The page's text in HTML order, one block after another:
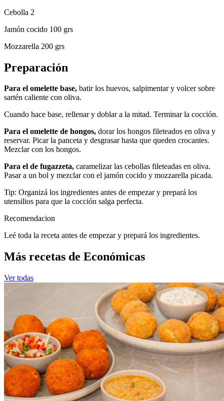
Cebolla 2
Jamón cocido 100 grs
Mozzarella 200 grs
Preparación
Para el omelette base, batir los huevos, salpimentar y volcer sobre
sartén caliente con oliva.
Cuando hace base, rellenar y doblar a la mitad. Terminar la cocción.
Para el omelette de hongos, dorar los hongos fileteados en oliva y
reservar. Picar la panceta y desgrasar hasta que queden crocantes.
Mezclar con los hongos.
Para el de fugazzeta, caramelizar las cebollas fileteadas en oliva.
Pasar a un bol y mezclar con el jamón cocido y mozzarella picada.
Tip: Organizá los ingredientes antes de empezar y prepará los
utensilios para que la cocción salga perfecta.
Recomendacion
Leé toda la receta antes de empezar y prepará los ingredientes.
Más recetas de Económicas
Ver todas